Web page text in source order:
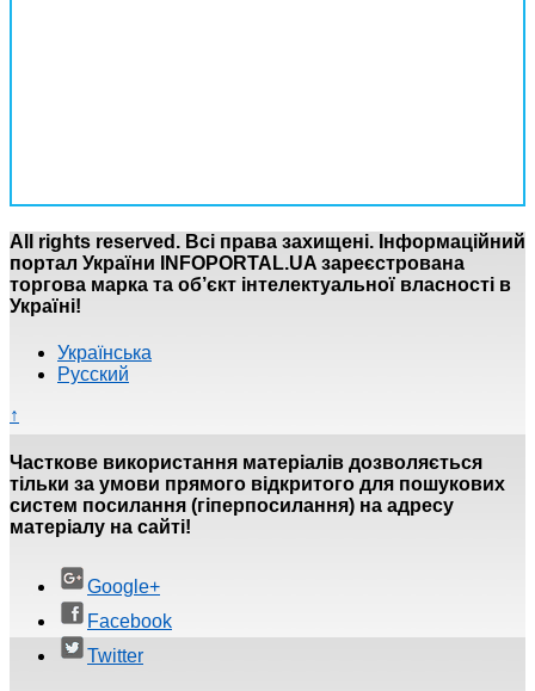
All rights reserved. Всі права захищені. Інформаційний
портал України INFOPORTAL.UA зареєстрована
торгова марка та об’єкт інтелектуальної власності в
Україні!
Українська
Русский
↑
Часткове використання матеріалів дозволяється
тільки за умови прямого відкритого для пошукових
систем посилання (гіперпосилання) на адресу
матеріалу на сайті!
Google+
Facebook
Twitter